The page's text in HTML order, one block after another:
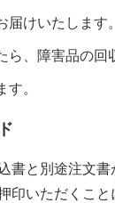
けいたします。
ら、障害品の回
。
書と別途注文書
印いただくこ